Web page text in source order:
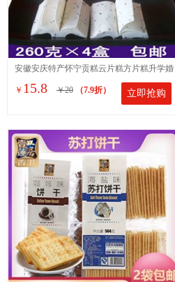
安徽安庆特产怀宁贡糕云片糕方片糕升学婚
庆乔迁喜糕点260克*6盒
￥ 15.8 ￥20 （7.9折） 立即抢购